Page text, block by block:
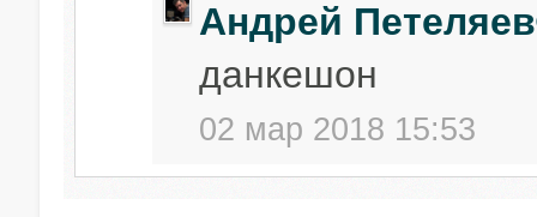
Андрей
данкешон
02 мар 2018 15:53